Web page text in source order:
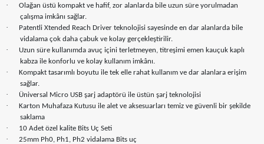
·
Olağan üstü kompakt ve hafif, zor alanlarda bile uzun süre yorulmadan
çalışma imkânı sağlar.
·
Patentli Xtended Reach Driver teknolojisi sayesinde en dar alanlarda bile
vidalama çok daha çabuk ve kolay gerçekleştirilir.
·
Uzun süre kullanımda avuç içini terletmeyen, titreşimi emen kauçuk kaplı
kabza ile konforlu ve kolay kullanım imkânı.
·
Kompakt tasarımlı boyutu ile tek elle rahat kullanım ve dar alanlara erişim
sağlar.
· Üniversal Micro USB şarj adaptörü ile üstün şarj teknolojisi
·
Karton Muhafaza Kutusu ile alet ve aksesuarları temiz ve güvenli bir şekilde
saklama
· 10 Adet özel kalite Bits Uç Seti
· 25mm Ph0, Ph1, Ph2 vidalama Bits uç